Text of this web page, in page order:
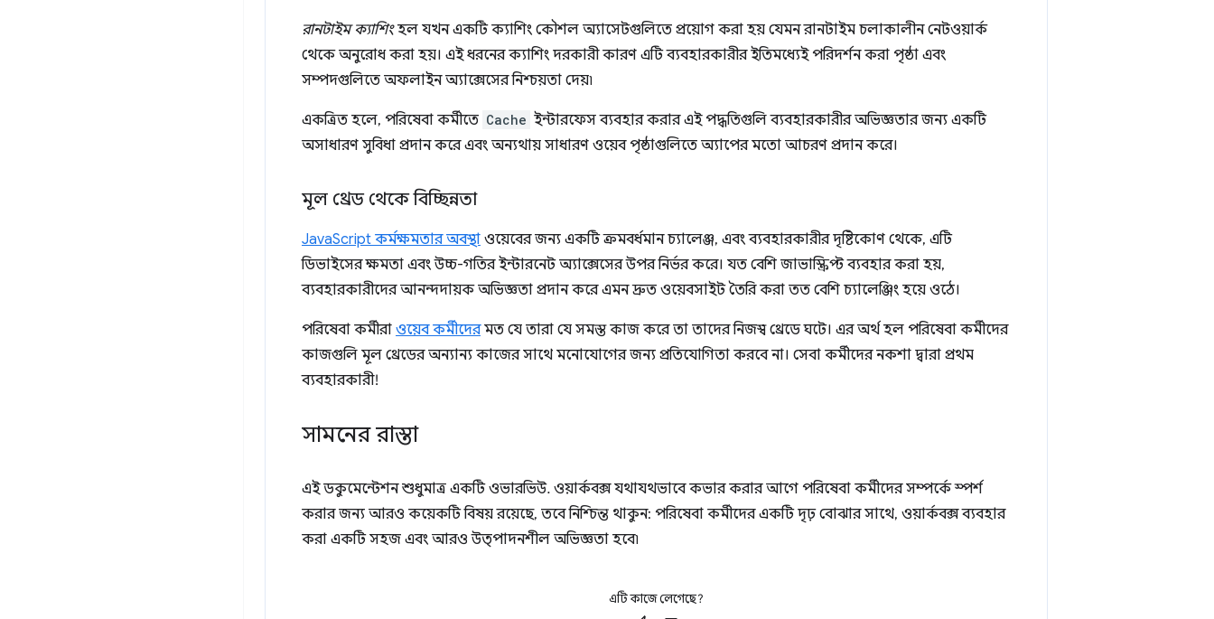
রানটাইম ক্যাশিংহল যখন একটি ক্যাশিং কৌশল অ্যাসেটগুলিতে প্রয়োগ করা হয় যেমন রানটাইম চলাকালীন নেটওয়ার্ক
থেকে অনুরোধ করা হয়। এই ধরনের ক্যাশিং দরকারী কারণ এটি ব্যবহারকারীর ইতিমধ্যেই পরিদর্শন করা পৃষ্ঠা এবং
সম্পদগুলিতে অফলাইন অ্যাক্সেসের নিশ্চয়তা দেয়৷
একত্রিত হলে, পরিষেবা কর্মীতে Cache ইন্টারফেস ব্যবহার করার এই পদ্ধতিগুলি ব্যবহারকারীর অভিজ্ঞতার জন্য একটি
অসাধারণ সুবিধা প্রদান করে এবং অন্যথায় সাধারণ ওয়েব পৃষ্ঠাগুলিতে অ্যাপের মতো আচরণ প্রদান করে।
মূল থ্রেড থেকে বিচ্ছিন্নতা
JavaScript কর্মক্ষমতার অবস্থা ওয়েবের জন্য একটি ক্রমবর্ধমান চ্যালেঞ্জ, এবং ব্যবহারকারীর দৃষ্টিকোণ থেকে, এটি
ডিভাইসের ক্ষমতা এবং উচ্চ-গতির ইন্টারনেট অ্যাক্সেসের উপর নির্ভর করে। যত বেশি জাভাস্ক্রিপ্ট ব্যবহার করা হয়,
ব্যবহারকারীদের আনন্দদায়ক অভিজ্ঞতা প্রদান করে এমন দ্রুত ওয়েবসাইট তৈরি করা তত বেশি চ্যালেঞ্জিং হয়ে ওঠে।
পরিষেবা কর্মীরা ওয়েব কর্মীদেরমত যে তারা যে সমস্ত কাজ করে তা তাদের নিজস্ব থ্রেডে ঘটে। এর অর্থ হল পরিষেবা কর্মীদের
কাজগুলি মূল থ্রেডের অন্যান্য কাজের সাথে মনোযোগের জন্য প্রতিযোগিতা করবে না। সেবা কর্মীদের নকশা দ্বারা প্রথম
ব্যবহারকারী!
সামনের রাস্তা
এই ডকুমেন্টেশন শুধুমাত্র একটি ওভারভিউ. ওয়ার্কবক্স যথাযথভাবে কভার করার আগে পরিষেবা কর্মীদের সম্পর্কে স্পর্শ
করার জন্য আরও কয়েকটি বিষয় রয়েছে, তবে নিশ্চিন্ত থাকুন: পরিষেবা কর্মীদের একটি দৃঢ় বোঝার সাথে, ওয়ার্কবক্স ব্যবহার
করা একটি সহজ এবং আরও উত্পাদনশীল অভিজ্ঞতা হবে৷
এটি কাজে লেগেছে?